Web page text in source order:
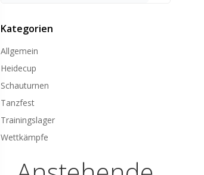
Kategorien
Allgemein
Heidecup
Schauturnen
Tanzfest
Trainingslager
Wettkämpfe